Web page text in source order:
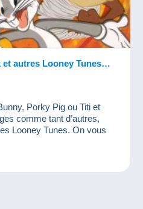
et autres Looney Tunes…
Porky Pig ou Titi et
comme tant d’autres,
Looney Tunes. On vous